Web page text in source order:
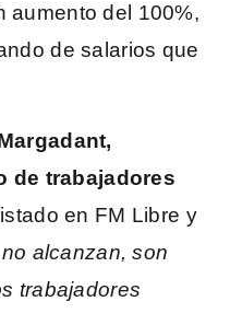
aumento del 100%,
de salarios que
de trabajadores
en FM Libre y
alcanzan, son
trabajadores